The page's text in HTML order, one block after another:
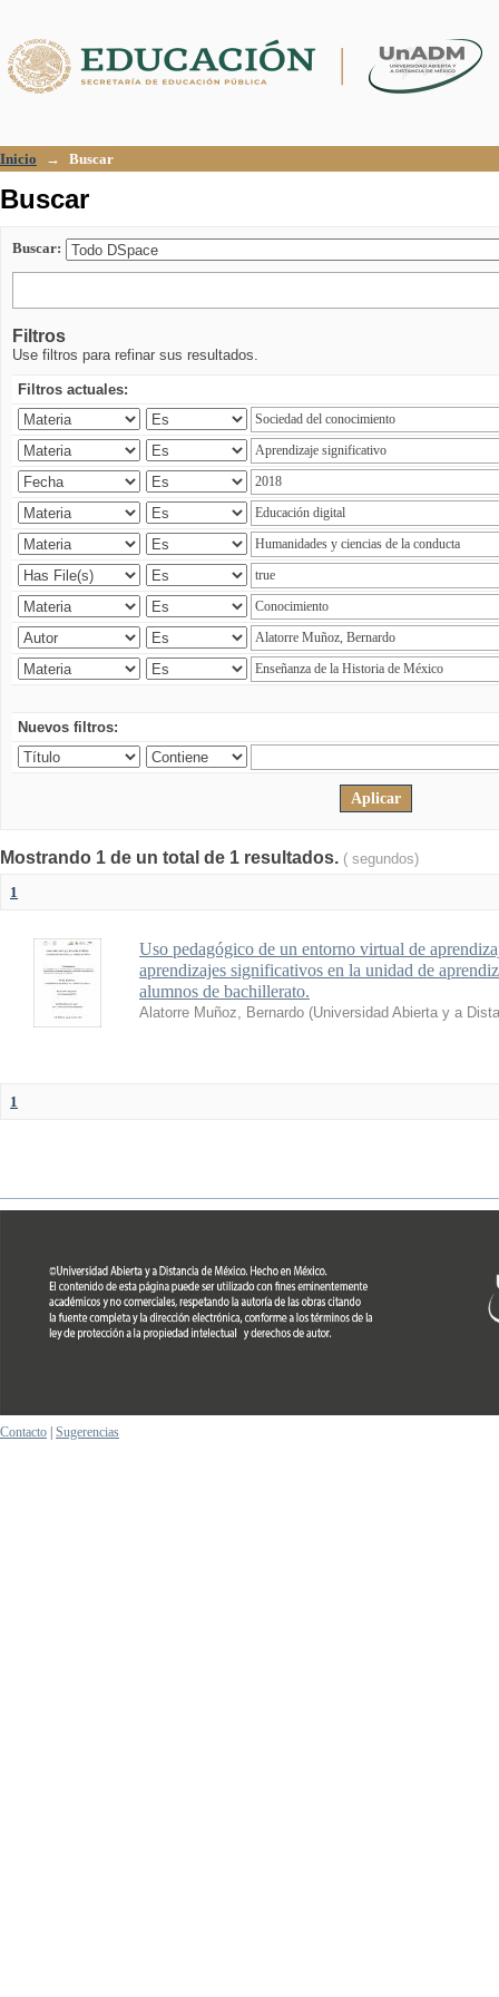
Inicio → Buscar
Buscar
Buscar:
Filtros
Use filtros para refinar sus resultados.
Filtros actuales:
Nuevos filtros:
Mostrando 1 de un total de 1 resultados. ( segundos)
1
Uso pedagógico de un entorno virtual de
aprendizajes significativos en la unidad de
alumnos de bachillerato.
Alatorre Muñoz, Bernardo (Universidad Abierta y a
1
Contacto Sugerencias